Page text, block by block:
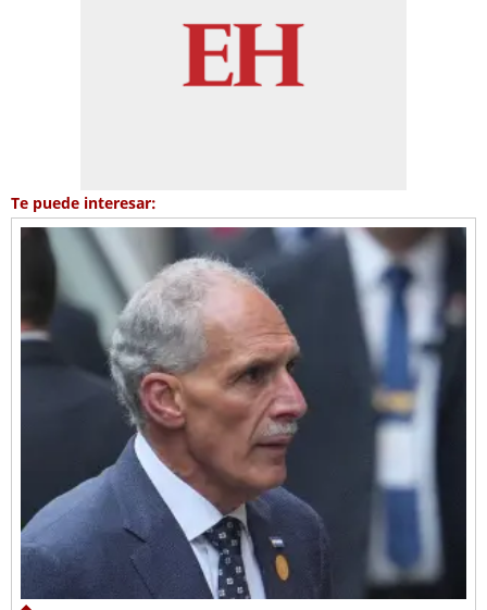
Te puede interesar: